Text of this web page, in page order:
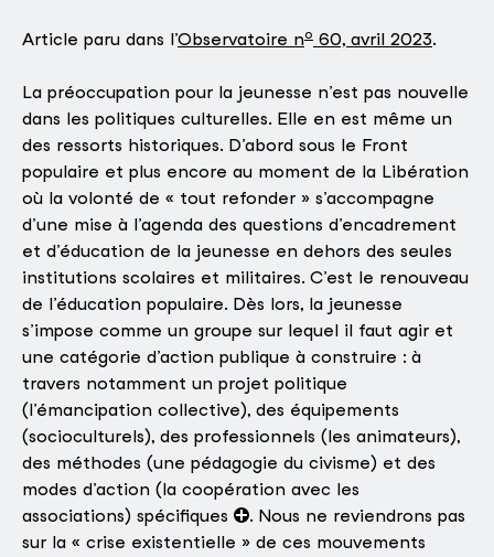
Article paru dans l’Observatoire no 60, avril 2023.
La préoccupation pour la jeunesse n’est pas nouvelle
dans les politiques culturelles. Elle en est même un
des ressorts historiques. D’abord sous le Front
populaire et plus encore au moment de la Libération
où la volonté de « tout refonder » s’accompagne
d’une mise à l’agenda des questions d’encadrement
et d’éducation de la jeunesse en dehors des seules
institutions scolaires et militaires. C’est le renouveau
de l’éducation populaire. Dès lors, la jeunesse
s’impose comme un groupe sur lequel il faut agir et
une catégorie d’action publique à construire : à
travers notamment un projet politique
(l’émancipation collective), des équipements
(socioculturels), des professionnels (les animateurs),
des méthodes (une pédagogie du civisme) et des
modes d’action (la coopération avec les
associations) spécifiques
. Nous ne reviendrons pas
sur la « crise existentielle » de ces mouvements